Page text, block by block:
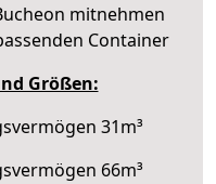
mitnehmen
Container
Größen:
31m³
66m³